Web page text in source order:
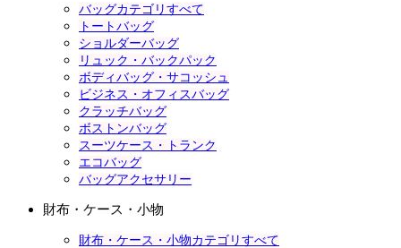
バッグカテゴリすべて
トートバッグ
ショルダーバッグ
リュック・バックパック
ボディバッグ・サコッシュ
ビジネス・オフィスバッグ
クラッチバッグ
ボストンバッグ
スーツケース・トランク
エコバッグ
バッグアクセサリー
財布・ケース・小物
財布・ケース・小物カテゴリすべて